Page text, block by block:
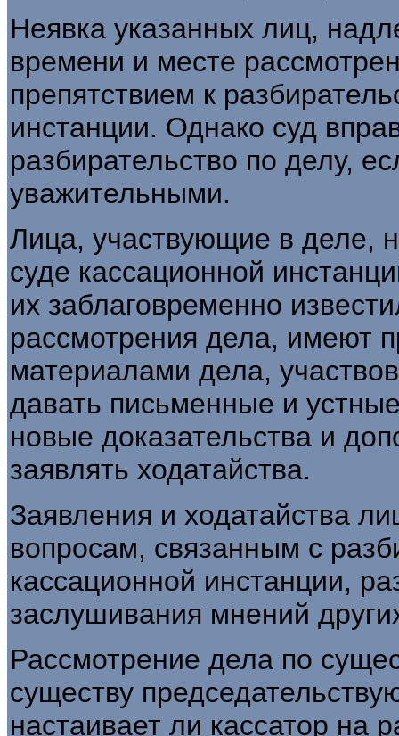
Неявка указанных лиц,
времени и месте
препятствием к
инстанции. Однако суд
разбирательство по делу,
уважительными.
Лица, участвующие в деле,
суде кассационной
их заблаговременно
рассмотрения дела, имеют
материалами дела,
давать письменные и
новые доказательства и
заявлять ходатайства.
Заявления и ходатайства
вопросам, связанным с
кассационной инстанции,
заслушивания мнений
Рассмотрение дела по
существу
настаивает ли кассатор на